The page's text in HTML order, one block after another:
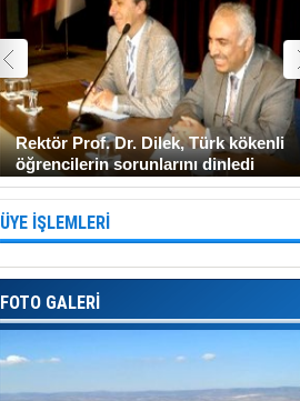
Rektör Prof. Dr. Dilek, Türk kökenli
öğrencilerin sorunlarını dinledi
ÜYE İŞLEMLERİ
FOTO GALERİ